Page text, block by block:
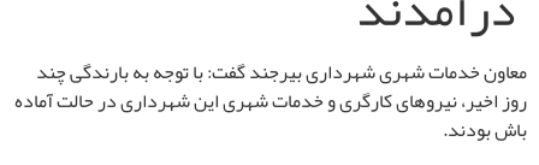
معاون خدمات شهری شهرداری بیرجند گفت: با توجه به بارندگی چند
روز اخیر، نیروهای کارگری و خدمات شهری این شهرداری در حالت آماده
باشبودند.